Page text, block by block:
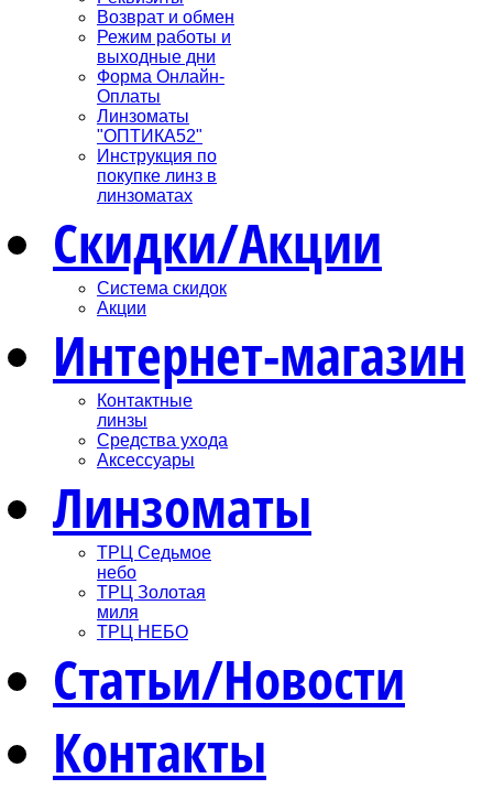
Возврат и обмен
Режим работы и
выходные дни
Форма Онлайн-
Оплаты
Линзоматы
"ОПТИКА52"
Инструкция по
покупке линз в
линзоматах
Скидки/Акции
Система скидок
Акции
Интернет-магазин
Контактные
линзы
Средства ухода
Аксессуары
Линзоматы
ТРЦ Седьмое
небо
ТРЦ Золотая
миля
ТРЦ НЕБО
Статьи/Новости
Контакты